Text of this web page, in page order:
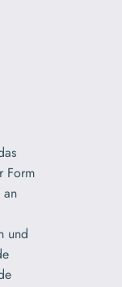
Form
an
und